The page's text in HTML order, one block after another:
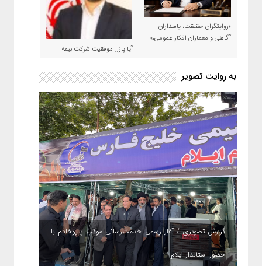
«روایتگران حقیقت، پاسداران
آگاهی و معماران افکار عمومی،»
آیا پازل موفقیت شرکت بیمه
حکمت صبا در سال ۱۴۰۵ کامل می
شود؟!
به روایت تصویر
گزارش تصویری / آغاز رسمی خدمت‌رسانی موکب پتروخادم با
حضور استاندار ایلام